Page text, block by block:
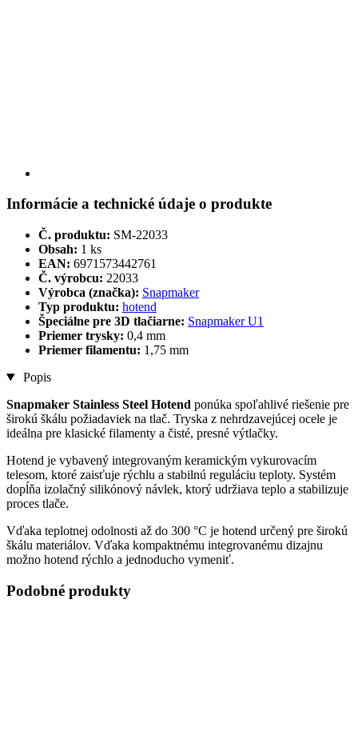
Informácie a technické údaje o produkte
Č. produktu: SM-22033
Obsah: 1 ks
EAN: 6971573442761
Č. výrobcu: 22033
Výrobca (značka): Snapmaker
Typ produktu: hotend
Špeciálne pre 3D tlačiarne: Snapmaker U1
Priemer trysky: 0,4 mm
Priemer filamentu: 1,75 mm
Popis
Snapmaker Stainless Steel Hotend ponúka spoľahlivé riešenie pre
širokú škálu požiadaviek na tlač. Tryska z nehrdzavejúcej ocele je
ideálna pre klasické filamenty a čisté, presné výtlačky.
Hotend je vybavený integrovaným keramickým vykurovacím
telesom, ktoré zaisťuje rýchlu a stabilnú reguláciu teploty. Systém
dopĺňa izolačný silikónový návlek, ktorý udržiava teplo a stabilizuje
proces tlače.
Vďaka teplotnej odolnosti až do 300 °C je hotend určený pre širokú
škálu materiálov. Vďaka kompaktnému integrovanému dizajnu
možno hotend rýchlo a jednoducho vymeniť.
Podobné produkty